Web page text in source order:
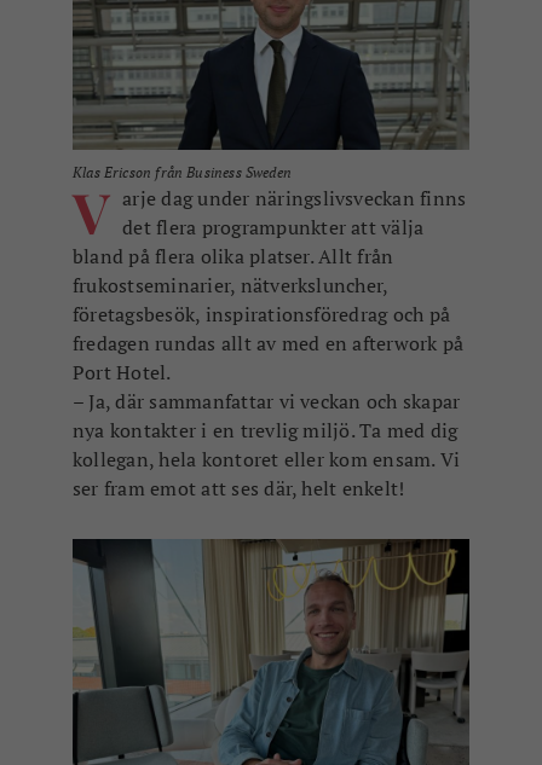
Klas Ericson från Business Sweden
V arje dag under näringslivsveckan finns
det flera programpunkter att välja
bland på flera olika platser. Allt från
frukostseminarier, nätverksluncher,
företagsbesök, inspirationsföredrag och på
fredagen rundas allt av med en afterwork på
Port Hotel.
– Ja, där sammanfattar vi veckan och skapar
nya kontakter i en trevlig miljö. Ta med dig
kollegan, hela kontoret eller kom ensam. Vi
ser fram emot att ses där, helt enkelt!